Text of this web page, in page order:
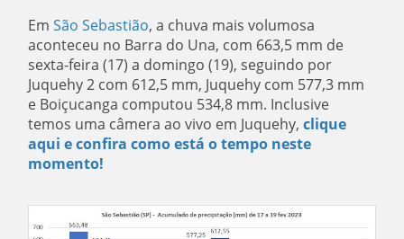
EmSão Sebastião, a chuva mais volumosa
aconteceu no Barra do Una, com 663,5 mm de
sexta-feira (17) a domingo (19), seguindo por
Juquehy 2 com 612,5 mm, Juquehy com 577,3 mm
e Boiçucanga computou 534,8 mm. Inclusive
temos uma câmera ao vivo em Juquehy,clique
aqui e confira como está o tempo neste
momento!